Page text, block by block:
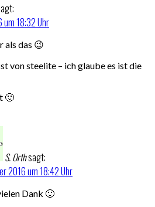
um 18:32 Uhr
als das 😉
von steelite – ich glaube es ist die
🙂
S. Orthsagt:
2016 um 18:42 Uhr
Dank 🙂